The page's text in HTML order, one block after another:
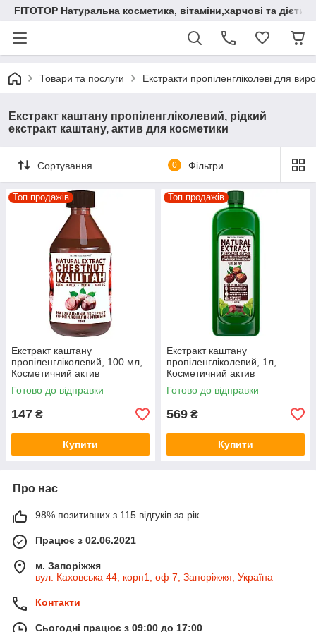
FITOTOP Натуральна косметика, вітаміни,харчові та
Товари та послуги Екстракти пропіленгліколеві для
Екстракт каштану пропіленгліколевий, рідкий
екстракт каштану, актив для косметики
Сортування 0 Фільтри
Топ продажів
Екстракт каштану
пропіленгліколевий, 100 мл,
Косметичний актив
Готово до відправки
147 ₴
Купити
Топ продажів
Екстракт каштану
пропіленгліколевий, 1л,
Косметичний актив
Готово до відправки
569 ₴
Купити
Про нас
98% позитивних з 115 відгуків за рік
Працює з 02.06.2021
м. Запоріжжя
вул. Каховська 44, корп1, оф 7, Запоріжжя, Україна
Контакти
Сьогодні працює з 09:00 до 17:00